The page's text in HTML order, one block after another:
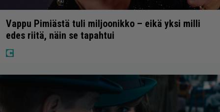
Vappu Pimiästä tuli miljoonikko – eikä yksi milli
edes riitä, näin se tapahtui